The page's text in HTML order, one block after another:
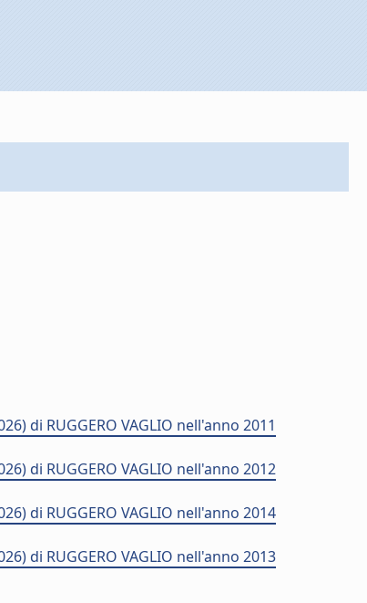
di RUGGERO VAGLIO nell'anno 2011
di RUGGERO VAGLIO nell'anno 2012
di RUGGERO VAGLIO nell'anno 2014
di RUGGERO VAGLIO nell'anno 2013